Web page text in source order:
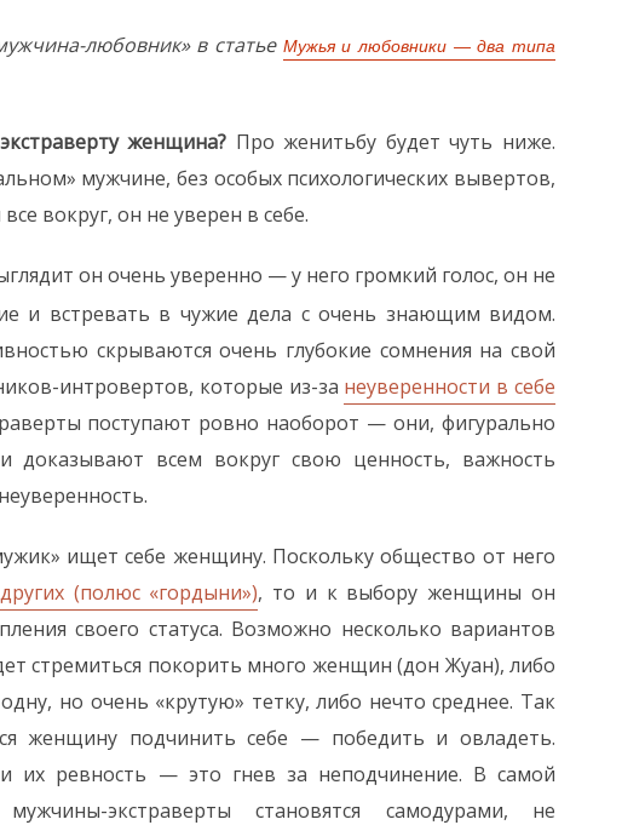
любовник» в статье Мужья и любовники — два типа
женщина? Про женитьбу будет чуть ниже.
мужчине, без особых психологических вывертов,
вокруг, он не уверен в себе.
он очень уверенно — у него громкий голос, он не
и встревать в чужие дела с очень знающим видом.
скрываются очень глубокие сомнения на свой
интровертов, которые из-за неуверенности в себе
поступают ровно наоборот — они, фигурально
доказывают всем вокруг свою ценность, важность
ищет себе женщину. Поскольку общество от него
(полюс «гордыни»), то и к выбору женщины он
своего статуса. Возможно несколько вариантов
стремиться покорить много женщин (дон Жуан), либо
но очень «крутую» тетку, либо нечто среднее. Так
женщину подчинить себе — победить и овладеть.
их ревность — это гнев за неподчинение. В самой
экстраверты становятся самодурами, не